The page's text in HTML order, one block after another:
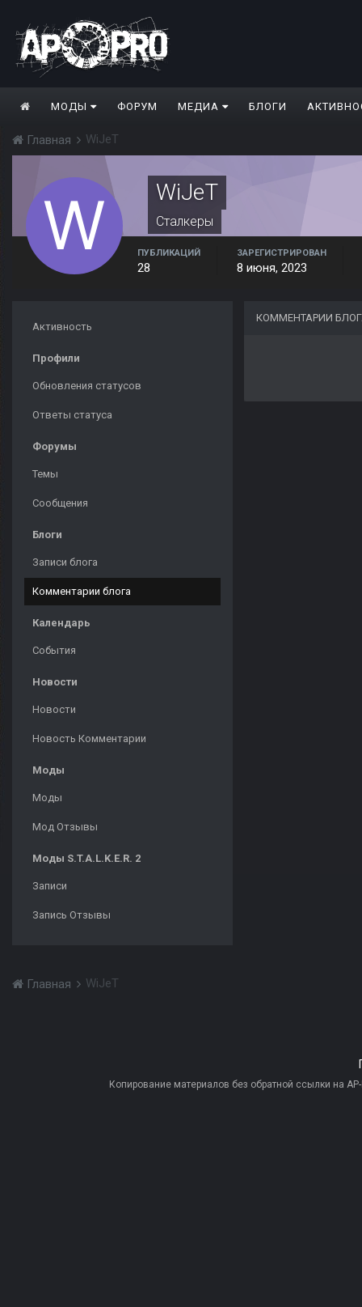
МОДЫ ФОРУМ МЕДИА БЛОГИ
Главная WiJeT
WiJeT
Сталкеры
ПУБЛИКАЦИЙ
28
ЗАРЕГИСТРИРОВАН
8 июня, 2023
Активность
Профили
Обновления статусов
Ответы статуса
Форумы
Темы
Сообщения
Блоги
Записи блога
Комментарии блога
Календарь
События
Новости
Новости
Новость Комментарии
Моды
Моды
Мод Отзывы
Моды S.T.A.L.K.E.R. 2
Записи
Запись Отзывы
КОММЕНТАРИИ
Главная WiJeT
Копирование материалов без обратной ссылки на